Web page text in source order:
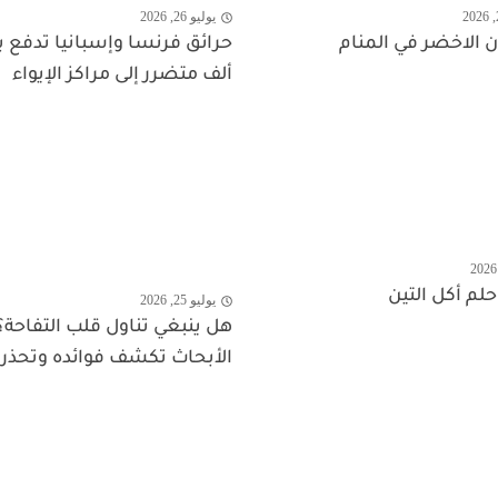
الاخضر في المنام
أكل التين
يوليو 26, 2026
ألف متضرر إلى مراكز الإيواء
يوليو 25, 2026
هل ينبغي تناول قلب
الأبحاث تكشف فوائده